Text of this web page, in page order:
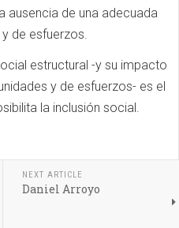
ausencia de una adecuada
de esfuerzos.
estructural -y su impacto
y de esfuerzos- es el
la inclusión social.
NEXT ARTICLE
Daniel Arroyo